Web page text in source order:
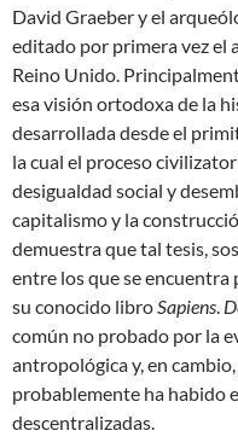
David Graeber y el
editado por primera vez el
Reino Unido.
esa visión ortodoxa de la
desarrollada desde el
la cual el proceso
desigualdad social y
capitalismo y la
demuestra que tal tesis,
entre los que se
su conocido libro Sapiens
común no probado por la
antropológica y, en
probablemente ha habido
descentralizadas.